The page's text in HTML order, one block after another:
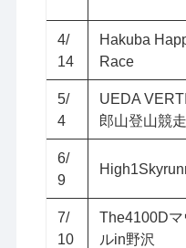
4/
14
Hakuba
Race
5/
4
UEDA
郎山登山競
6/
9
7/
10
The4100Dマ
ルin野沢